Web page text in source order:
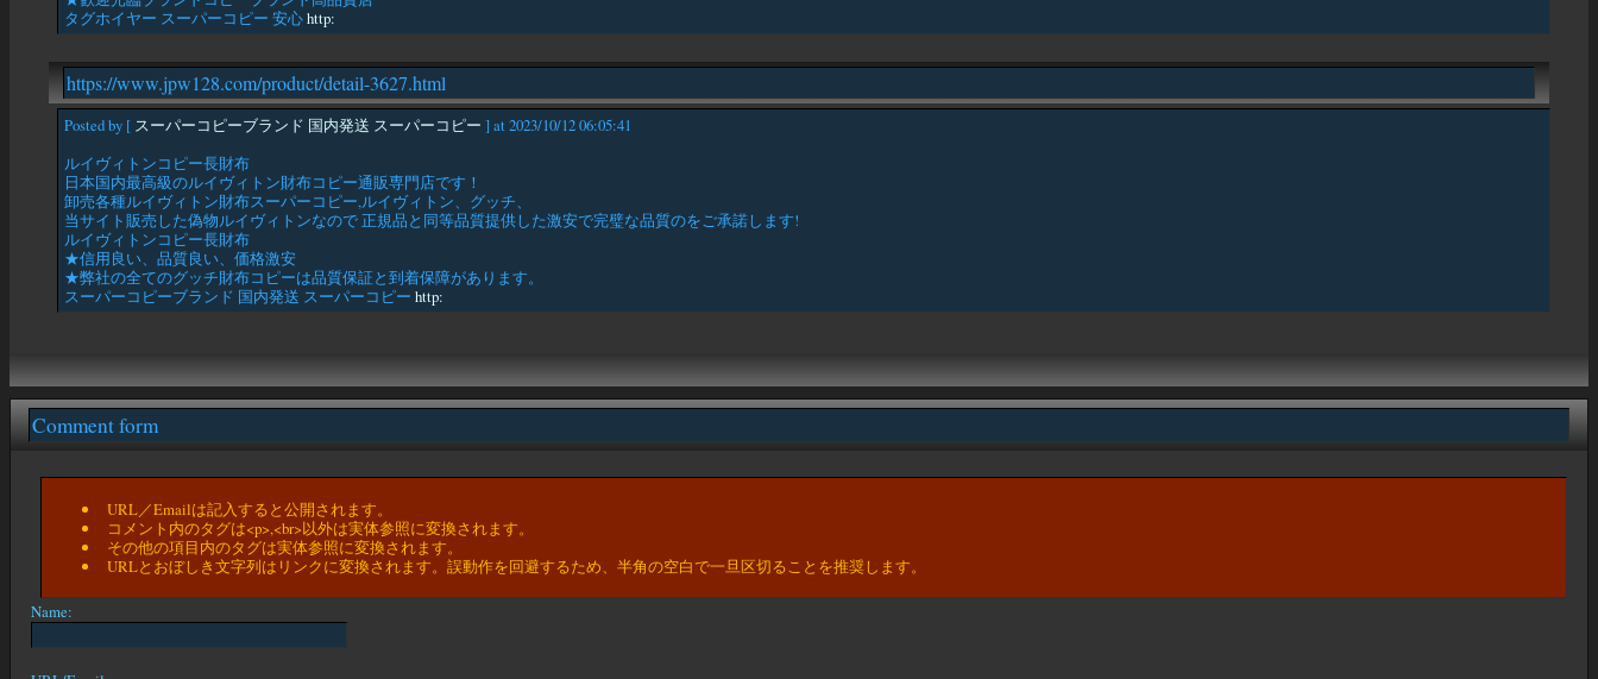
タグホイヤー スーパーコピー 安心http:
https://www.jpw128.com/product/detail-3627.html
Posted by [ スーパーコピーブランド 国内発送 スーパーコピー ] at 2023/10/12 06:05:41
ルイヴィトンコピー長財布
日本国内最高級のルイヴィトン財布コピー通販専門店です！
卸売各種ルイヴィトン財布スーパーコピー,ルイヴィトン、グッチ、
当サイト販売した偽物ルイヴィトンなので 正規品と同等品質提供した激安で完璧な品質のをご承諾します!
ルイヴィトンコピー長財布
★信用良い、品質良い、価格激安
★弊社の全てのグッチ財布コピーは品質保証と到着保障があります。
スーパーコピーブランド 国内発送 スーパーコピー http:
Comment form
URL／Emailは記入すると公開されます。
コメント内のタグは<p>,<br>以外は実体参照に変換されます。
その他の項目内のタグは実体参照に変換されます。
URLとおぼしき文字列はリンクに変換されます。誤動作を回避するため、半角の空白で一旦区切ることを推奨します。
Name: